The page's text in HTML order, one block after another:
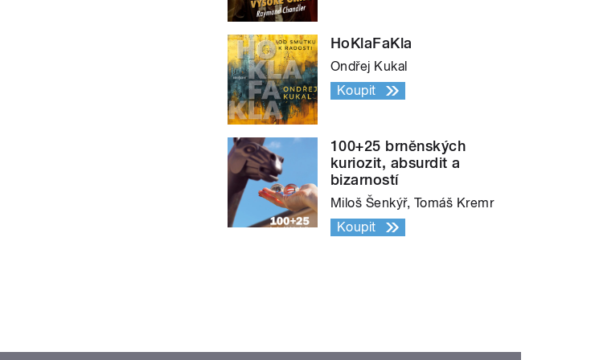
HoKlaFaKla
Ondřej Kukal
Koupit
100+25 brněnských
kuriozit, absurdit a
bizarností
Miloš Šenkýř, Tomáš Kremr
Koupit